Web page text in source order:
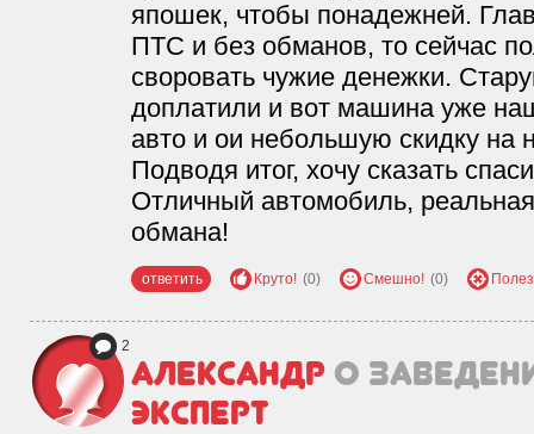
япошек, чтобы понадежней.
ПТС и без обманов, то сейчас
своровать чужие денежки.
доплатили и вот машина уже
авто и ои небольшую скидку на
Подводя итог, хочу сказать
Отличный автомобиль,
обмана!
ответить Круто! (0) Смешно! (0)
2
Александр о
Эксперт